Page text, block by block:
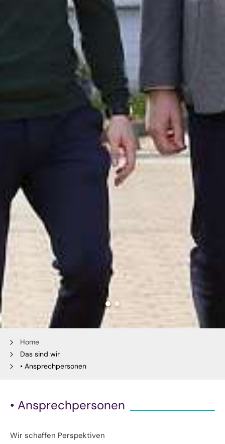
Home
Das sind wir
• Ansprechpersonen
• Ansprechpersonen
Wir schaffen Perspektiven